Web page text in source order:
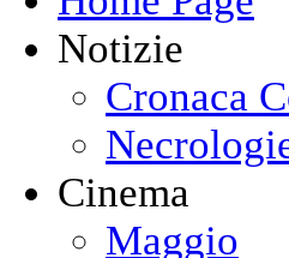
Notizie
Cronaca
Cinema
Maggio